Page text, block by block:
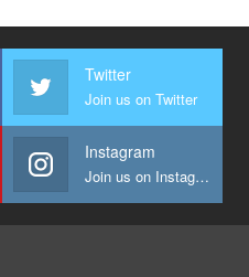
Twitter
Join us on Twitter
Instagram
Join us on Instagram